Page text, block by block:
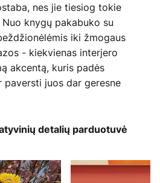
nes jie tiesiog tokie
knygų pakabuko su
iki žmogaus
- kiekvienas interjero
akcentą, kuris padės
paversti juos dar geresne
detalių parduotuvė